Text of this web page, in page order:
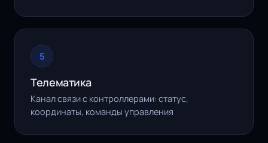
5
Телематика
Канал связи с контроллерами: статус,
координаты, команды управления